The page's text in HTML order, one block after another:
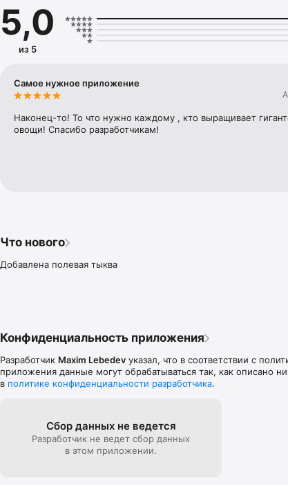
5,0
из 5
Самое нужное приложение
Наконец-то! То что нужно каждому , кто выращивает
овощи! Спасибо разработчикам!
Что нового
Добавлена полевая тыква
Конфиденциальность приложения
Разработчик Maxim Lebedev указал, что в соответствии с
приложения данные могут обрабатываться так, как описано
в политике конфиденциальности разработчика.
Сбор данных не ведется
Разработчик не ведет сбор данных
в этом приложении.